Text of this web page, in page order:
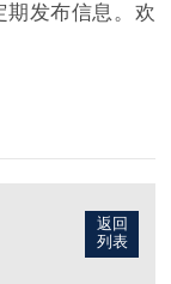
期发布信息。欢
返回
列表